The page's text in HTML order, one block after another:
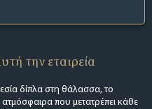
την εταιρεία
δίπλα στη θάλασσα, το
που μετατρέπει κάθε